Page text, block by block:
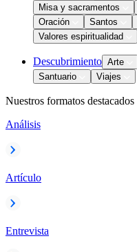
Misa y sacramentos
Oración
Santos
Valores espiritualidad
Descubrimiento Arte
Santuario
Viajes
Nuestros formatos destacados
Análisis
Artículo
Entrevista